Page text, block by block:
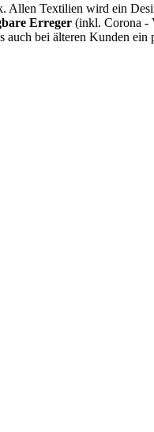
Allen Textilien wird ein
Erreger (inkl. Corona -
auch bei älteren Kunden